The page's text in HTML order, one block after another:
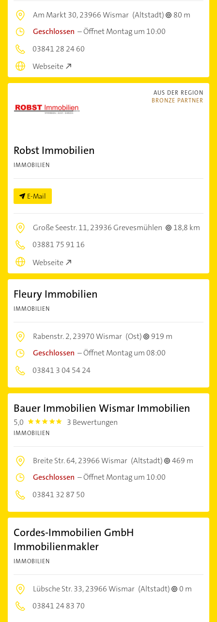
Am Markt 30,23966 Wismar (Altstadt)
80 m
Geschlossen –Öffnet Montag um 10:00
03841 28 24 60
Webseite
AUS DER REGION
BRONZE PARTNER
Robst Immobilien
IMMOBILIEN
E-Mail
Große Seestr. 11,23936 Grevesmühlen
18,8 km
03881 75 91 16
Webseite
Fleury Immobilien
IMMOBILIEN
Rabenstr. 2,23970 Wismar (Ost)
919 m
Geschlossen –Öffnet Montag um 08:00
03841 3 04 54 24
Bauer Immobilien Wismar Immobilien
5,0 5.0 3 Bewertungen
IMMOBILIEN
Breite Str. 64,23966 Wismar (Altstadt)
469 m
Geschlossen –Öffnet Montag um 10:00
03841 32 87 50
Cordes-Immobilien GmbH
Immobilienmakler
IMMOBILIEN
Lübsche Str. 33,23966 Wismar (Altstadt)
0 m
03841 24 83 70